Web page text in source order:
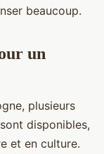
beaucoup.
un
plusieurs
disponibles,
et en culture.